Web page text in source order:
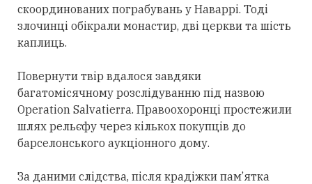
скоординованих пограбувань у Наваррі. Тоді
злочинці обікрали монастир, дві церкви та шість
каплиць.
Повернути твір вдалося завдяки
багатомісячному розслідуванню під назвою
Operation Salvatierra. Правоохоронці простежили
шлях рельєфу через кількох покупців до
барселонського аукціонного дому.
За даними слідства, після крадіжки пам’ятка